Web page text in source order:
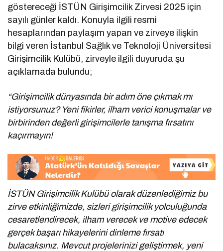
göstereceği İSTÜN Girişimcilik Zirvesi 2025 için
sayılı günler kaldı. Konuyla ilgili resmi
hesaplarından paylaşım yapan ve zirveye ilişkin
bilgi veren İstanbul Sağlık ve Teknoloji Üniversitesi
Girişimcilik Kulübü, zirveyle ilgili duyuruda şu
açıklamada bulundu;
“Girişimcilik dünyasında bir adım öne çıkmak mı
istiyorsunuz? Yeni fikirler, ilham verici konuşmalar ve
birbirinden değerli girişimcilerle tanışma fırsatını
kaçırmayın!
İSTÜN Girişimcilik Kulübü olarak düzenlediğimiz bu
zirve etkinliğimizde, sizleri girişimcilik yolculuğunda
cesaretlendirecek, ilham verecek ve motive edecek
gerçek başarı hikayelerini dinleme fırsatı
bulacaksınız. Mevcut projelerinizi geliştirmek, yeni